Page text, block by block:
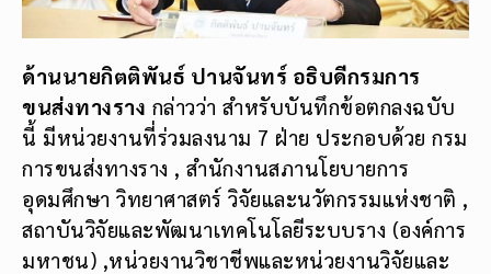
ด้านนายกิตติพันธ์ ปานจันทร์ อธิบดีกรมการ
ขนส่งทางราง กล่าวว่า สำหรับบันทึกข้อตกลงฉบับ
นี้ มีหน่วยงานที่ร่วมลงนาม 7 ฝ่าย ประกอบด้วย กรม
การขนส่งทางราง , สำนักงานสภานโยบายการ
อุดมศึกษา วิทยาศาสตร์ วิจัยและนวัตกรรมแห่งชาติ ,
สถาบันวิจัยและพัฒนาเทคโนโลยีระบบราง (องค์การ
มหาชน) ,หน่วยงานวิชาชีพและหน่วยงานวิจัยและ